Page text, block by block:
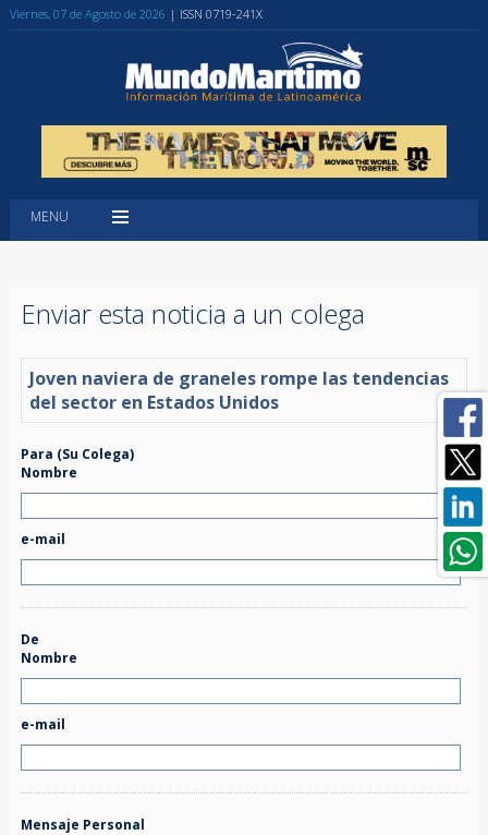
Viernes, 07 de Agosto de 2026 | ISSN 0719-241X
MENU
Enviar esta noticia a un colega
Joven naviera de graneles rompe las tendencias
del sector en Estados Unidos
Para (Su Colega)
Nombre
e-mail
De
Nombre
e-mail
Mensaje Personal